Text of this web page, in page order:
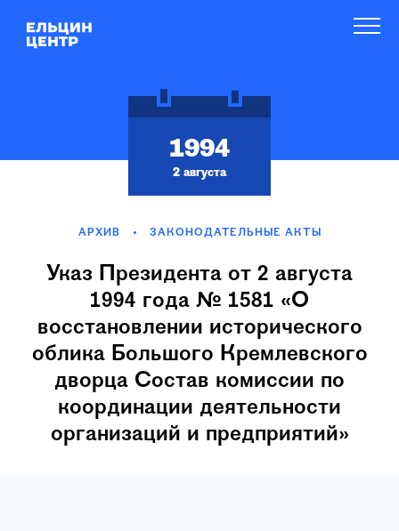
1994
2 августа
АРХИВ ЗАКОНОДАТЕЛЬНЫЕ АКТЫ
Указ Президента от 2 августа
1994 года № 1581 «О
восстановлении исторического
облика Большого Кремлевского
дворца Состав комиссии по
координации деятельности
организаций и предприятий»